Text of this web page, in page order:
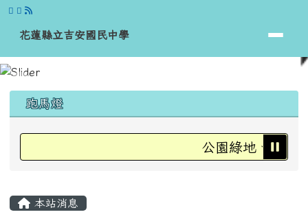
跳至主內容區
花蓮縣立吉安國民中學
花蓮縣立吉安國民中學
上中區域內容
跑馬燈
公園綠地、運動
本站消息
頁尾區域